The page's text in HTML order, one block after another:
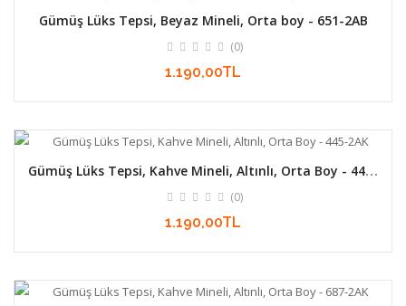
Gümüş Lüks Tepsi, Beyaz Mineli, Orta boy - 651-2AB
(0)
1.190,00TL
Gümüş Lüks Tepsi, Kahve Mineli, Altınlı, Orta Boy - 445-
(0)
1.190,00TL